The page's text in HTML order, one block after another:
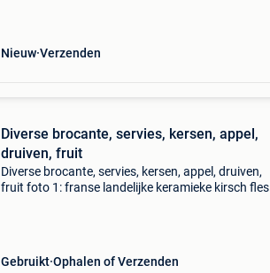
Nieuw Verzenden
Diverse brocante, servies, kersen, appel,
druiven, fruit
Diverse brocante, servies, kersen, appel, druiven,
fruit foto 1: franse landelijke keramieke kirsch fles
Gebruikt Ophalen of Verzenden